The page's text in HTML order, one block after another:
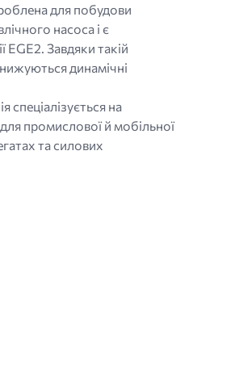
для побудови
насоса і є
Завдяки такій
динамічні
спеціалізується на
промислової й мобільної
та силових